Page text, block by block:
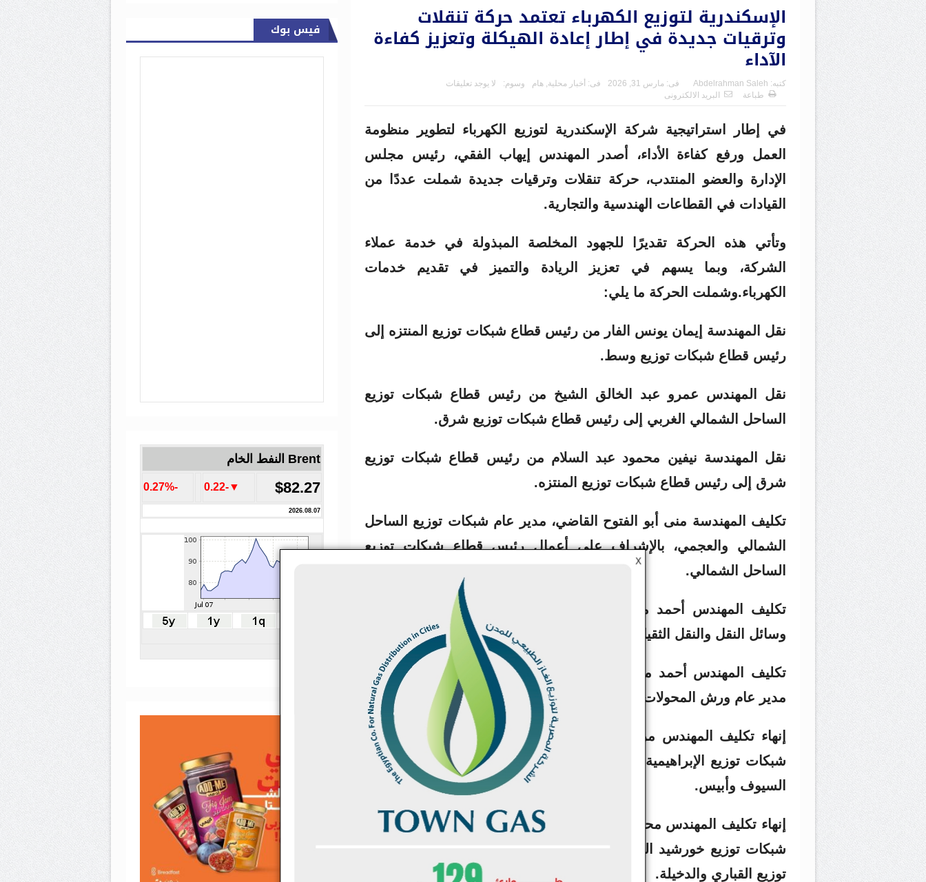
الإسكندرية لتوزيع الكهرباء تعتمد حركة تنقلات
وترقيات جديدة في إطار إعادة الهيكلة وتعزيز كفاءة
الآداء
كتبه: Abdelrahman Saleh فى: مارس 31, 2026 فى: أخبار محلية هام وسوم:
لا يوجد تعليقات
طباعة
البريد الالكترونى
في إطار استراتيجية شركة الإسكندرية لتوزيع الكهرباء لتطوير منظومة
العمل ورفع كفاءة الأداء، أصدر المهندس إيهاب الفقي، رئيس مجلس
الإدارة والعضو المنتدب، حركة تنقلات وترقيات جديدة شملت عددًا من
القيادات في القطاعات الهندسية والتجارية.
وتأتي هذه الحركة تقديرًا للجهود المخلصة المبذولة في خدمة عملاء
الشركة، وبما يسهم في تعزيز الريادة والتميز في تقديم خدمات
الكهرباء.وشملت الحركة ما يلي:
نقل المهندسة إيمان يونس الفار من رئيس قطاع شبكات توزيع المنتزه إلى
رئيس قطاع شبكات توزيع وسط.
نقل المهندس عمرو عبد الخالق الشيخ من رئيس قطاع شبكات توزيع
الساحل الشمالي الغربي إلى رئيس قطاع شبكات توزيع شرق.
نقل المهندسة نيفين محمود عبد السلام من رئيس قطاع شبكات توزيع
شرق إلى رئيس قطاع شبكات توزيع المنتزه.
تكليف المهندسة منى أبو الفتوح القاضي، مدير عام شبكات توزيع الساحل
الشمالي والعجمي، بالإشراف على أعمال رئيس قطاع شبكات توزيع
الساحل الشمالي.
تكليف المهندس أحمد محمد أبو جبل بالإشراف على أعمال مدير عام
وسائل النقل والنقل الثقيل.
تكليف المهندس أحمد محمد عبد النبي أبو النصر بالإشراف على أعمال
مدير عام ورش المحولات.
إنهاء تكليف المهندس مروان محمد بشير من الإشراف على مدير إدارة
شبكات توزيع الإبراهيمية، وتكليفه بالإشراف على مدير عام شبكات توزيع
السيوف وأبيس.
إنهاء تكليف المهندس محمد مصطفى حميدة من الإشراف على مدير إدارة
شبكات توزيع خورشيد البحرية، وتكليفه بالإشراف على مدير عام شبكات
توزيع القباري والدخيلة.
فيس بوك
Brent النفط الخام
$82.27
▼-0.22
-0.27%
2026.08.07
X